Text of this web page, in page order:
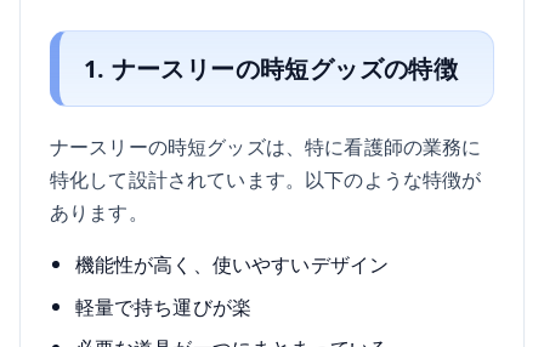
1. ナースリーの時短グッズの特徴
ナースリーの時短グッズは、特に看護師の業務に
特化して設計されています。以下のような特徴が
あります。
機能性が高く、使いやすいデザイン
軽量で持ち運びが楽